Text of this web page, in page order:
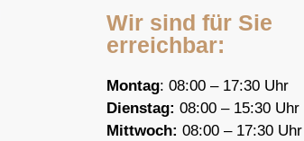
Wir sind für Sie
erreichbar:
Montag: 08:00 – 17:30 Uhr
Dienstag: 08:00 – 15:30 Uhr
Mittwoch: 08:00 – 17:30 Uhr